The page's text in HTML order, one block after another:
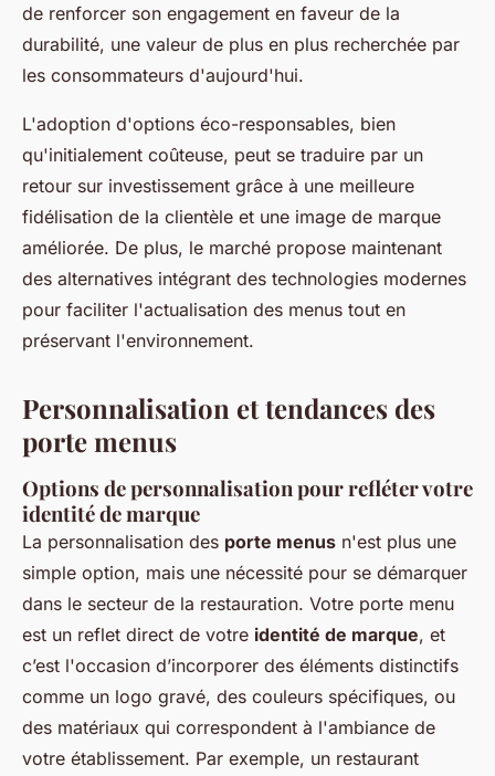
de renforcer son engagement en faveur de la
durabilité, une valeur de plus en plus recherchée par
les consommateurs d'aujourd'hui.
L'adoption d'options éco-responsables, bien
qu'initialement coûteuse, peut se traduire par un
retour sur investissement grâce à une meilleure
fidélisation de la clientèle et une image de marque
améliorée. De plus, le marché propose maintenant
des alternatives intégrant des technologies modernes
pour faciliter l'actualisation des menus tout en
préservant l'environnement.
Personnalisation et tendances des
porte menus
Options de personnalisation pour refléter votre
identité de marque
La personnalisation des porte menus n'est plus une
simple option, mais une nécessité pour se démarquer
dans le secteur de la restauration. Votre porte menu
est un reflet direct de votre identité de marque, et
c’est l'occasion d’incorporer des éléments distinctifs
comme un logo gravé, des couleurs spécifiques, ou
des matériaux qui correspondent à l'ambiance de
votre établissement. Par exemple, un restaurant